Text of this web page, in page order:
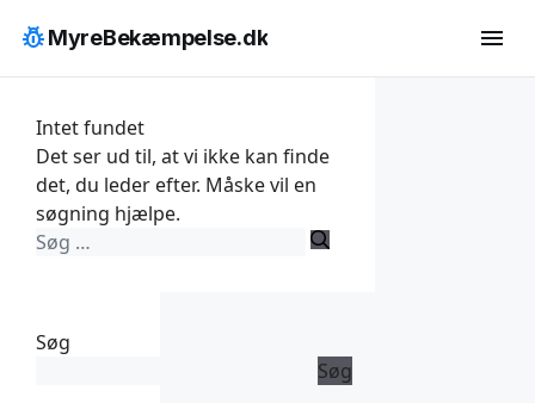
indhold
pest_controlMyreBekæmpelse.dk menu
Intet fundet
Det ser ud til, at vi ikke kan finde
det, du leder efter. Måske vil en
søgning hjælpe.
Søg
Søg
Søg